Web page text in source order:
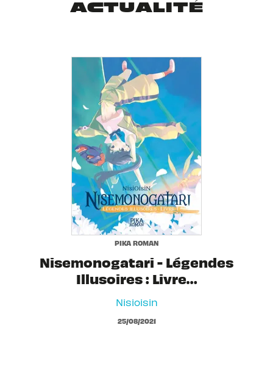
ACTUALITÉ
PIKA ROMAN
Nisemonogatari - Légendes
Illusoires : Livre…
Nisioisin
25/08/2021